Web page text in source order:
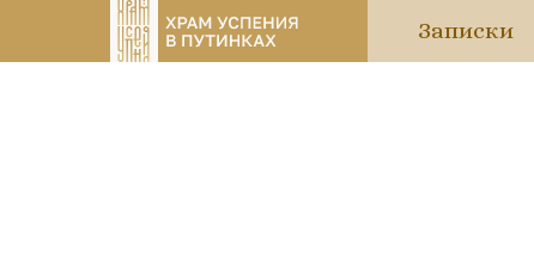
Записки